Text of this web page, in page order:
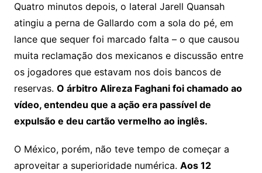
Quatro minutos depois, o lateral Jarell Quansah
atingiu a perna de Gallardo com a sola do pé, em
lance que sequer foi marcado falta – o que causou
muita reclamação dos mexicanos e discussão entre
os jogadores que estavam nos dois bancos de
reservas. O árbitro Alireza Faghani foi chamado ao
vídeo, entendeu que a ação era passível de
expulsão e deu cartão vermelho ao inglês.
O México, porém, não teve tempo de começar a
aproveitar a superioridade numérica. Aos 12